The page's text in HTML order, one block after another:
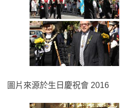
圖片來源於生日慶祝會 2016